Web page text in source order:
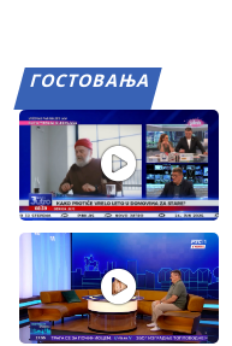
ГОСТОВАЊА